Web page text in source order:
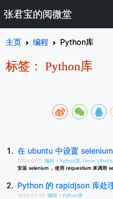
张君宝的阅微堂
主页 编程 Python库
标签： Python库
在 ubuntu 中设置
2024-01-11, 编程 » Python库 Linux Ubuntu
安装 selenium ，使用 requestium 来调用
Python 的 rapidjson 库处
2023-03-28, 编程 » Python库